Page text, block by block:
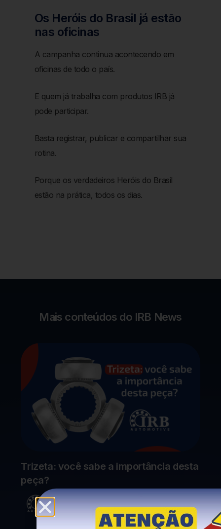
Os Heróis do Brasil já estão
nas oficinas
A campanha continua acontecendo em
oficinas de todo o país.
E quem já trabalha com produtos IRB já
pode participar.
Basta registrar, publicar e compartilhar sua
rotina.
Porque os verdadeiros Heróis do Brasil
estão na prática, todos os dias.
Mais conteúdos do IRB News
Trizeta: você sabe a importância desta
peça?
IRB julho 13, 2026